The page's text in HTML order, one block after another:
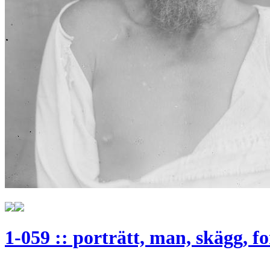
1-059 :: porträtt, man, skägg,